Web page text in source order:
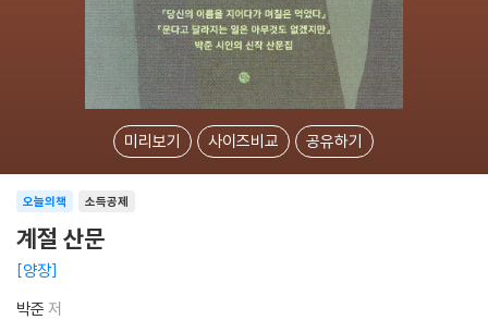
미리보기 사이즈비교 공유하기
소득공제
오늘의책
계절 산문
양장
박준 저